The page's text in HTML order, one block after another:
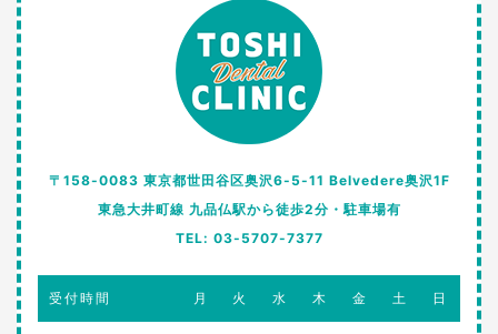
〒158-0083 東京都世田谷区奥沢6-5-11 Belvedere奥沢1F
東急大井町線 九品仏駅から徒歩2分・駐車場有
TEL: 03-5707-7377
受付時間 月 火 水 木 金 土 日